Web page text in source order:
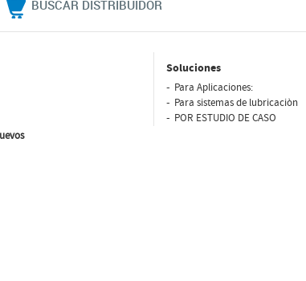
BUSCAR DISTRIBUIDOR
Soluciones
Para Aplicaciones:
Para sistemas de lubricaciòn
POR ESTUDIO DE CASO